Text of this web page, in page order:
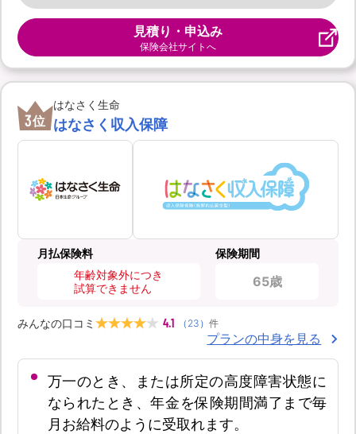
見積り・申込み
保険会社サイトへ
3位
はなさく生命
はなさく収入保障
月払保険料
年齢対象外につき
試算できません
保険期間
65歳
みんなの口コミ 4.1 （ 23 ） 件
プランの中身を見る
万一のとき、または所定の高度障害状態に
なられたとき、年金を保険期間満了まで毎
月お給料のように受取れます。